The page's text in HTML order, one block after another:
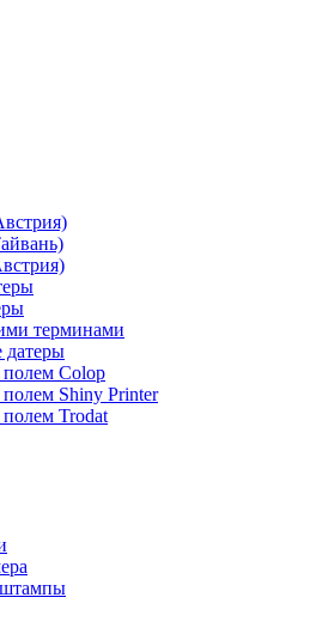
терминами
датеры
Colop
Shiny Printer
Trodat